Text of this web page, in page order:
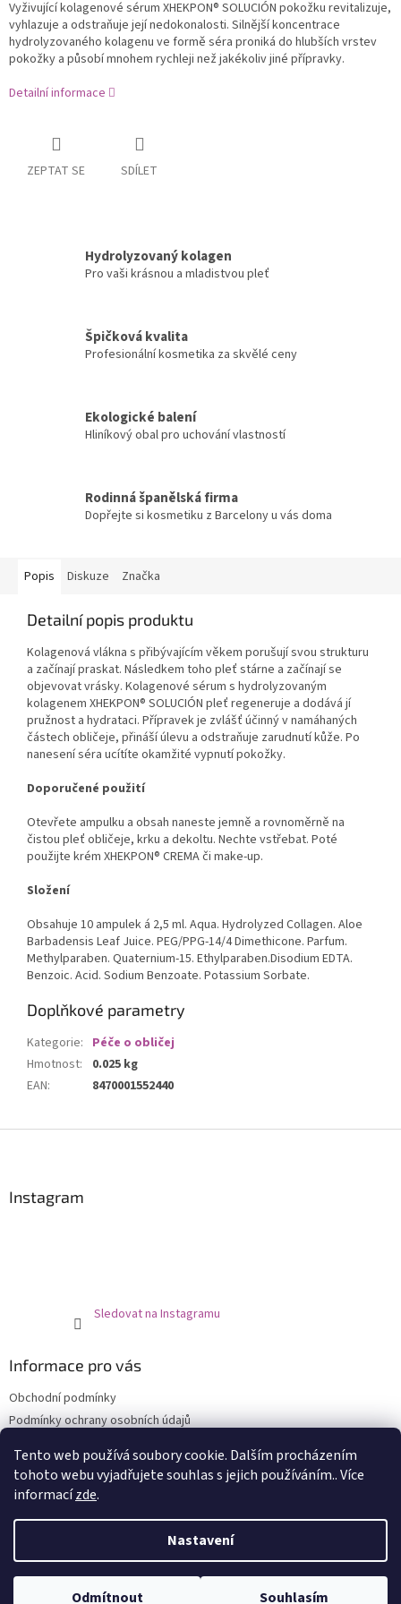
Tento web používá soubory cookie. Dalším procházením
tohoto webu vyjadřujete souhlas s jejich používáním.. Více
informacízde.
Nastavení
Odmítnout Souhlasím
Vyživující kolagenové sérum XHEKPON® SOLUCIÓN pokožku revitalizuje,
vyhlazuje a odstraňuje její nedokonalosti. Silnější koncentrace
hydrolyzovaného kolagenu ve formě séra proniká do hlubších vrstev
pokožky a působí mnohem rychleji než jakékoliv jiné přípravky.
Detailní informace
ZEPTAT SE SDÍLET
Hydrolyzovaný kolagen
Pro vaši krásnou a mladistvou pleť
Špičková kvalita
Profesionální kosmetika za skvělé ceny
Ekologické balení
Hliníkový obal pro uchování vlastností
Rodinná španělská firma
Dopřejte si kosmetiku z Barcelony u vás doma
Popis Diskuze Značka
Detailní popis produktu
Kolagenová vlákna s přibývajícím věkem porušují svou strukturu
a začínají praskat. Následkem toho pleť stárne a začínají se
objevovat vrásky. Kolagenové sérum s hydrolyzovaným
kolagenem XHEKPON® SOLUCIÓN pleť regeneruje a dodává jí
pružnost a hydrataci. Přípravek je zvlášť účinný v namáhaných
částech obličeje, přináší úlevu a odstraňuje zarudnutí kůže. Po
nanesení séra ucítíte okamžité vypnutí pokožky.
Doporučené použití
Otevřete ampulku a obsah naneste jemně a rovnoměrně na
čistou pleť obličeje, krku a dekoltu. Nechte vstřebat. Poté
použijte krém XHEKPON® CREMA či make-up.
Složení
Obsahuje 10 ampulek á 2,5 ml. Aqua. Hydrolyzed Collagen. Aloe
Barbadensis Leaf Juice. PEG/PPG-14/4 Dimethicone. Parfum.
Methylparaben. Quaternium-15. Ethylparaben.Disodium EDTA.
Benzoic. Acid. Sodium Benzoate. Potassium Sorbate.
Doplňkové parametry
Kategorie: Péče o obličej
Hmotnost:
0.025 kg
EAN: 8470001552440
Instagram
Sledovat na Instagramu
Informace pro vás
Obchodní podmínky
Podmínky ochrany osobních údajů
Prodejní místa
Vytvořil Shoptet
Copyright 2026XHEKPON . Všechna práva vyhrazena.